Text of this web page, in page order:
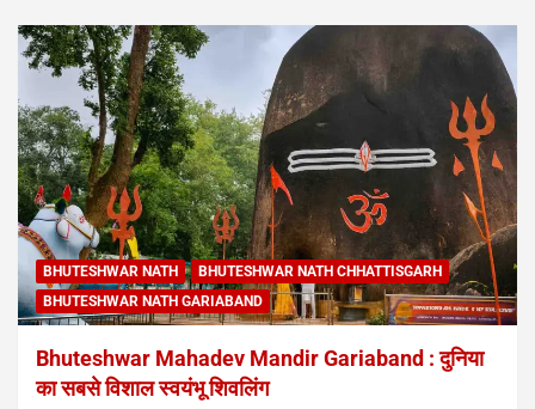
BHUTESHWAR NATH
BHUTESHWAR NATH CHHATTISGARH
BHUTESHWAR NATH GARIABAND
Bhuteshwar Mahadev Mandir Gariaband : दुनिया
का सबसे विशाल स्वयंभू शिवलिंग